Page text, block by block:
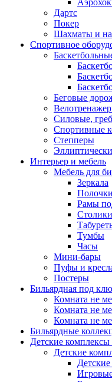
Дартс
Покер
Шахматы и
Спортивное
Беговые
Силовые,
Спортивные
Степперы
Интерьер и мебель
Мебель для
Зеркала
Полочки
Рамы
Столики
Тумбы
Часы
Мини-бары
Пуфы и
Постеры
Бильярдная под
Комната не
Комната не
Комната не
Бильярдные
Детские
Детские